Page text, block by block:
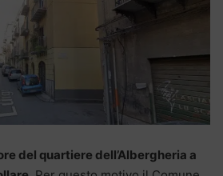
del quartiere dell’Albergheria a